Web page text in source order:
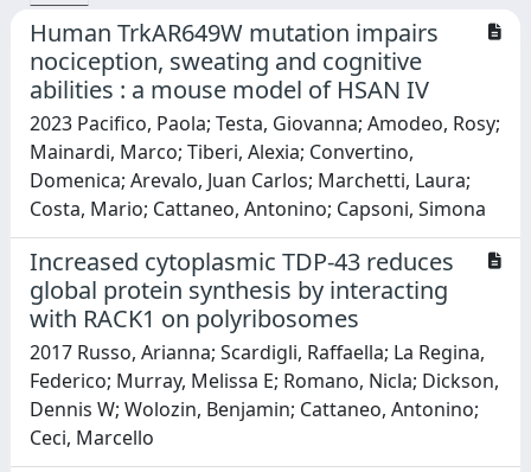
Human TrkAR649W mutation impairs
nociception, sweating and cognitive
abilities : a mouse model of HSAN IV
2023 Pacifico, Paola; Testa, Giovanna; Amodeo, Rosy;
Mainardi, Marco; Tiberi, Alexia; Convertino,
Domenica; Arevalo, Juan Carlos; Marchetti, Laura;
Costa, Mario; Cattaneo, Antonino; Capsoni, Simona
Increased cytoplasmic TDP-43 reduces
global protein synthesis by interacting
with RACK1 on polyribosomes
2017 Russo, Arianna; Scardigli, Raffaella; La Regina,
Federico; Murray, Melissa E; Romano, Nicla; Dickson,
Dennis W; Wolozin, Benjamin; Cattaneo, Antonino;
Ceci, Marcello